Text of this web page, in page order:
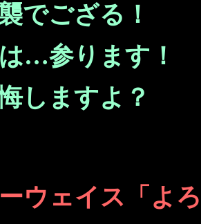
でござる！
…参ります！
しますよ？
ウェイス「よ